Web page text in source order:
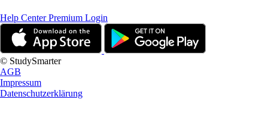
Help CenterPremium Login
© StudySmarter
AGB
Impressum
Datenschutzerklärung